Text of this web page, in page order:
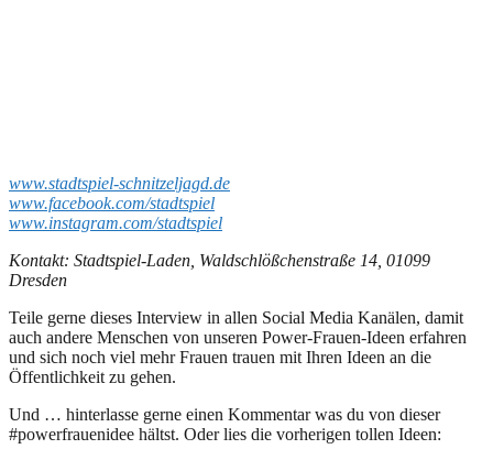
www.stadtspiel-schnitzeljagd.de
www.facebook.com/stadtspiel
www.instagram.com/stadtspiel
Kontakt: Stadtspiel-Laden, Waldschlößchenstraße 14, 01099
Dresden
Teile gerne dieses Interview in allen Social Media Kanälen, damit
auch andere Menschen von unseren Power-Frauen-Ideen erfahren
und sich noch viel mehr Frauen trauen mit Ihren Ideen an die
Öffentlichkeit zu gehen.
Und … hinterlasse gerne einen Kommentar was du von dieser
#powerfrauenidee hältst. Oder lies die vorherigen tollen Ideen: